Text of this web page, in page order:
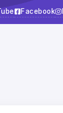
Facebook